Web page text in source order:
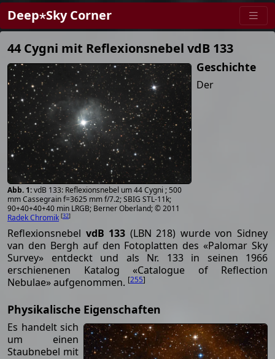
Deep⋆Sky Corner
44 Cygni mit Reflexionsnebel vdB 133
vdB 133: Reflexionsnebel um 44 Cygni ; 500
mm Cassegrain f=3625 mm f/7.2; SBIG STL-11k;
90+40+40+40 min LRGB; Berner Oberland; © 2011
Radek Chromik [32]
Geschichte
Der
Reflexionsnebel vdB 133 (LBN 218) wurde von Sidney
van den Bergh auf den Fotoplatten des «Palomar Sky
Survey» entdeckt und als Nr. 133 in seinen 1966
erschienenen Katalog «Catalogue of Reflection
Nebulae» aufgenommen. [255]
Physikalische Eigenschaften
Es handelt sich
um einen
Staubnebel mit